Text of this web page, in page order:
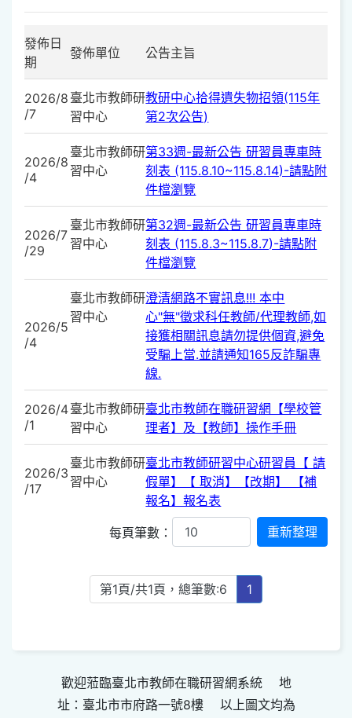
發佈日
期
發佈單位 公告主旨
2026/8
/7
臺北市教師研
習中心
教研中心拾得遺失物招領(115年
第2次公告)
2026/8
/4
臺北市教師研
習中心
第33週-最新公告 研習員專車時
刻表 (115.8.10~115.8.14)-請點附
件檔瀏覽
2026/7
/29
臺北市教師研
習中心
第32週-最新公告 研習員專車時
刻表 (115.8.3~115.8.7)-請點附
件檔瀏覽
2026/5
/4
臺北市教師研
習中心
澄清網路不實訊息!!! 本中
心"無"徵求科任教師/代理教師,如
接獲相關訊息請勿提供個資,避免
受騙上當.並請通知165反詐騙專
線.
2026/4
/1
臺北市教師研
習中心
臺北市教師在職研習網【學校管
理者】及【教師】操作手冊
2026/3
/17
臺北市教師研
習中心
臺北市教師研習中心研習員【 請
假單】【 取消】【改期】 【補
報名】報名表
每頁筆數：
第1頁/共1頁，總筆數:6 1
歡迎蒞臨臺北市教師在職研習網系統 地
址：臺北市市府路一號8樓 以上圖文均為